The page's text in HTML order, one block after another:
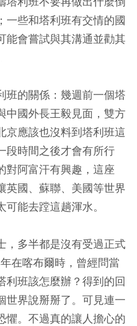
一些和塔利班有交情的國
能會嘗試與其溝通並勸其
班的關係：幾週前一個塔
中國外長王毅見面，雙方
京應該也沒料到塔利班這
段時間之後才會有所行
對阿富汗有興趣，這座
英國、蘇聯、美國等世界
能去蹚這趟渾水。
，多半都是沒有受過正式
在喀布爾時，曾經問當
利班該怎麼辦？得到的回
世界說掰掰了。可見連一
懼。不過真的讓人擔心的